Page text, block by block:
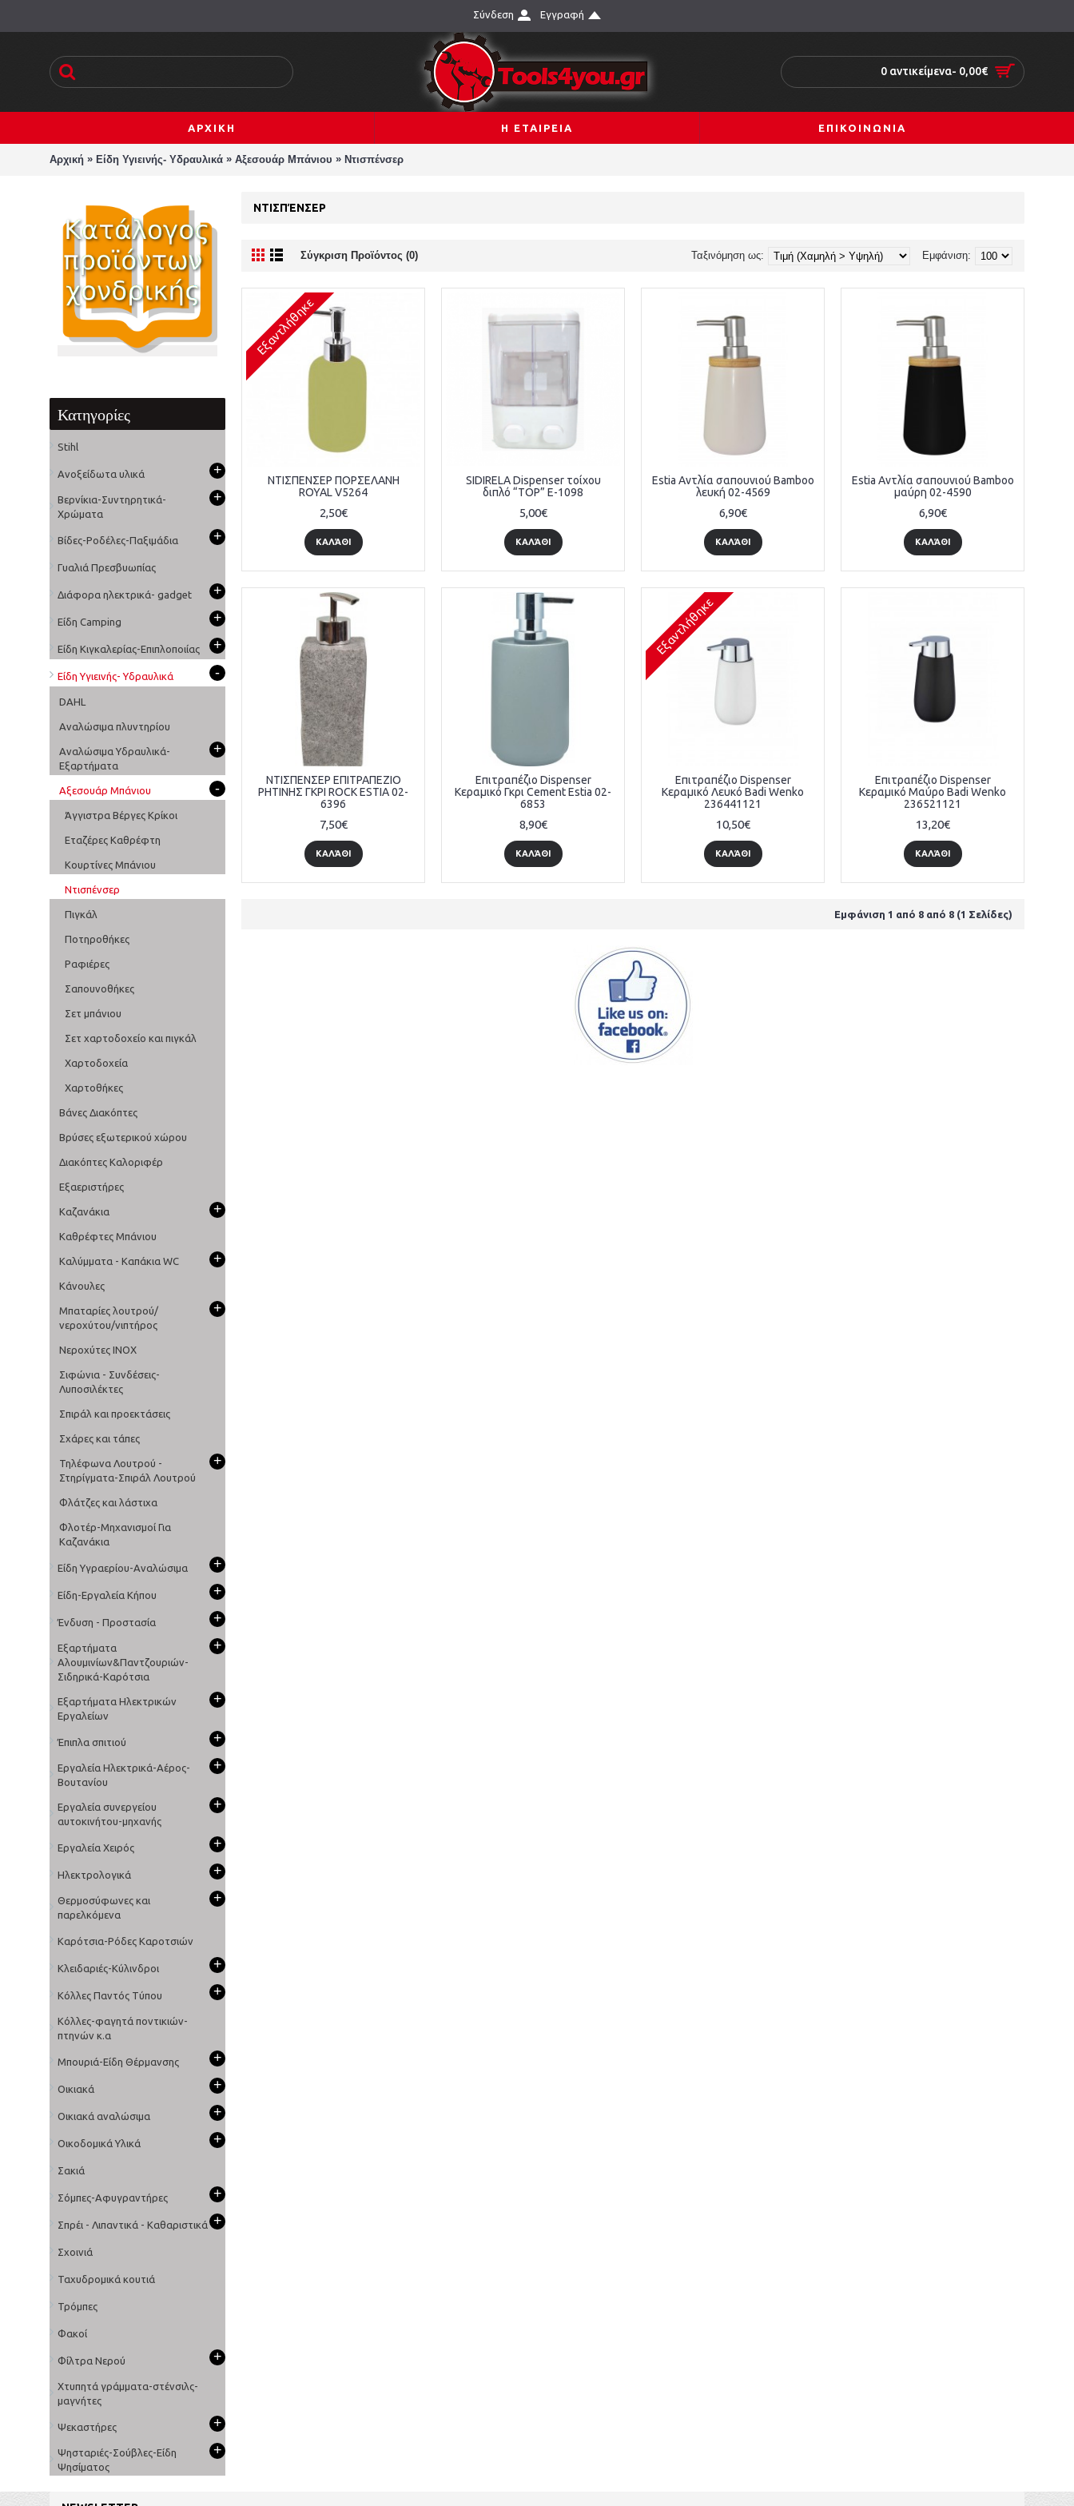
Σύνδεση Εγγραφή
0 αντικείμενα- 0,00€
ΑΡΧΙΚΗ Η ΕΤΑΙΡΕΙΑ ΕΠΙΚΟΙΝΩΝΙΑ
Αρχική » Είδη Υγιεινής- Υδραυλικά » Αξεσουάρ Μπάνιου » Ντισπένσερ
Κατηγορίες
Stihl
Ανοξείδωτα υλικά +
Βερνίκια-Συντηρητικά-
Χρώματα
+
Βίδες-Ροδέλες-Παξιμάδια +
Γυαλιά Πρεσβυωπίας
Διάφορα ηλεκτρικά- gadget +
Είδη Camping +
Είδη Κιγκαλερίας-Επιπλοποιίας +
Είδη Υγιεινής- Υδραυλικά -
DAHL
Αναλώσιμα πλυντηρίου
Αναλώσιμα Υδραυλικά-
Εξαρτήματα
+
Αξεσουάρ Μπάνιου -
Άγγιστρα Βέργες Κρίκοι
Εταζέρες Καθρέφτη
Κουρτίνες Μπάνιου
Ντισπένσερ
Πιγκάλ
Ποτηροθήκες
Ραφιέρες
Σαπουνοθήκες
Σετ μπάνιου
Σετ χαρτοδοχείο και πιγκάλ
Χαρτοδοχεία
Χαρτοθήκες
Βάνες Διακόπτες
Βρύσες εξωτερικού χώρου
Διακόπτες Καλοριφέρ
Εξαεριστήρες
Καζανάκια +
Καθρέφτες Μπάνιου
Καλύμματα - Καπάκια WC +
Κάνουλες
Μπαταρίες λουτρού/
νεροχύτου/νιπτήρος
+
Νεροχύτες ΙΝΟΧ
Σιφώνια - Συνδέσεις-
Λυποσιλέκτες
Σπιράλ και προεκτάσεις
Σχάρες και τάπες
Τηλέφωνα Λουτρού -
Στηρίγματα-Σπιράλ Λουτρού
+
Φλάτζες και λάστιχα
Φλοτέρ-Μηχανισμοί Για
Καζανάκια
Είδη Υγραερίου-Αναλώσιμα +
Είδη-Εργαλεία Κήπου +
Ένδυση - Προστασία +
Εξαρτήματα
Αλουμινίων&Παντζουριών-
Σιδηρικά-Καρότσια
+
Εξαρτήματα Ηλεκτρικών
Εργαλείων
+
Έπιπλα σπιτιού +
Εργαλεία Ηλεκτρικά-Αέρος-
Βουτανίου
+
Εργαλεία συνεργείου
αυτοκινήτου-μηχανής
+
Εργαλεία Χειρός +
Ηλεκτρολογικά +
Θερμοσύφωνες και
παρελκόμενα
+
Καρότσια-Ρόδες Καροτσιών
Κλειδαριές-Κύλινδροι +
Κόλλες Παντός Τύπου +
Κόλλες-φαγητά ποντικιών-
πτηνών κ.α
Μπουριά-Είδη Θέρμανσης +
Οικιακά +
Οικιακά αναλώσιμα +
Οικοδομικά Υλικά +
Σακιά
Σόμπες-Αφυγραντήρες +
Σπρέι - Λιπαντικά - Καθαριστικά +
Σχοινιά
Ταχυδρομικά κουτιά
Τρόμπες
Φακοί
Φίλτρα Νερού +
Χτυπητά γράμματα-στένσιλς-
μαγνήτες
Ψεκαστήρες +
Ψησταριές-Σούβλες-Είδη
Ψησίματος
+
ΝΤΙΣΠΈΝΣΕΡ
Σύγκριση Προϊόντος (0) Εμφάνιση:
Ταξινόμηση ως:
Εξαντλήθηκε
ΝΤΙΣΠΕΝΣΕΡ ΠΟΡΣΕΛΑΝΗ
ROYAL V5264
2,50€
ΚΑΛΆΘΙ
SIDIRELA Dispenser τοίχου
διπλό “TOP” E-1098
5,00€
ΚΑΛΆΘΙ
Estia Αντλία σαπουνιού Bamboo
λευκή 02-4569
6,90€
ΚΑΛΆΘΙ
Estia Αντλία σαπουνιού Bamboo
μαύρη 02-4590
6,90€
ΚΑΛΆΘΙ
ΝΤΙΣΠΕΝΣΕΡ ΕΠΙΤΡΑΠΕΖΙΟ
ΡΗΤΙΝΗΣ ΓΚΡΙ ROCK ESTIA 02-
6396
7,50€
ΚΑΛΆΘΙ
Επιτραπέζιο Dispenser
Κεραμικό Γκρι Cement Estia 02-
6853
8,90€
ΚΑΛΆΘΙ
Εξαντλήθηκε
Επιτραπέζιο Dispenser
Κεραμικό Λευκό Badi Wenko
236441121
10,50€
ΚΑΛΆΘΙ
Επιτραπέζιο Dispenser
Κεραμικό Μαύρο Badi Wenko
236521121
13,20€
ΚΑΛΆΘΙ
Εμφάνιση 1 από 8 από 8 (1 Σελίδες)